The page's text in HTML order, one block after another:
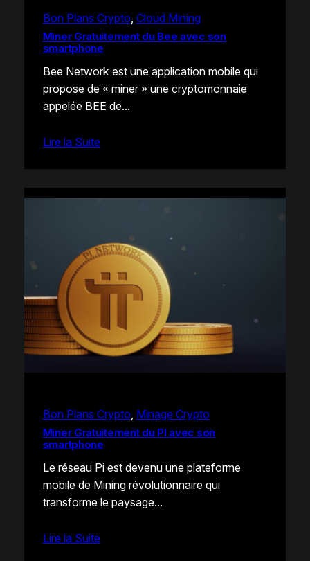
Bon Plans Crypto Cloud Mining
Miner Gratuitement du Bee avec son
smartphone
Bee Network est une application mobile qui
propose de « miner » une cryptomonnaie
appelée BEE de…
Lire la Suite
Bon Plans Crypto, Minage Crypto
Miner Gratuitement du PI avec son
smartphone
Le réseau Pi est devenu une plateforme
mobile de Mining révolutionnaire qui
transforme le paysage…
Lire la Suite